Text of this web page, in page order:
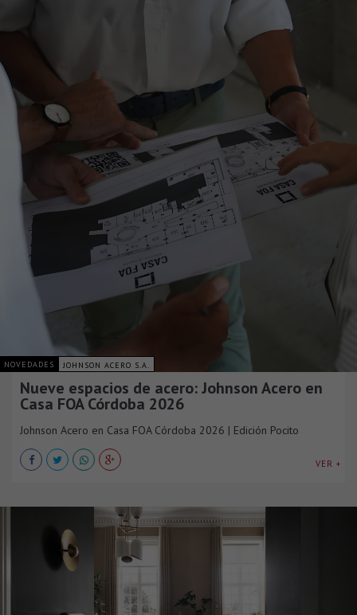
NOVEDADES JOHNSON ACERO S.A.
Nueve espacios de acero: Johnson Acero en
Casa FOA Córdoba 2026
Johnson Acero en Casa FOA Córdoba 2026 | Edición Pocito
VER +